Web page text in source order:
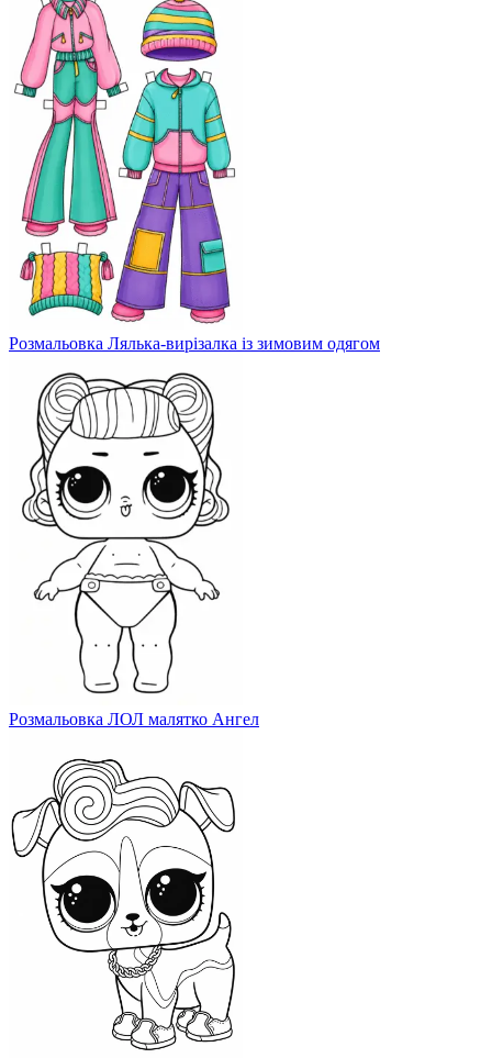
Розмальовка Лялька-вирізалка із зимовим одягом
Розмальовка ЛОЛ малятко Ангел